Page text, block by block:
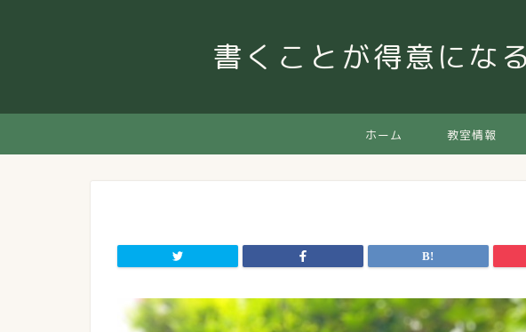
書くことが得意にな
ホーム 教室情報